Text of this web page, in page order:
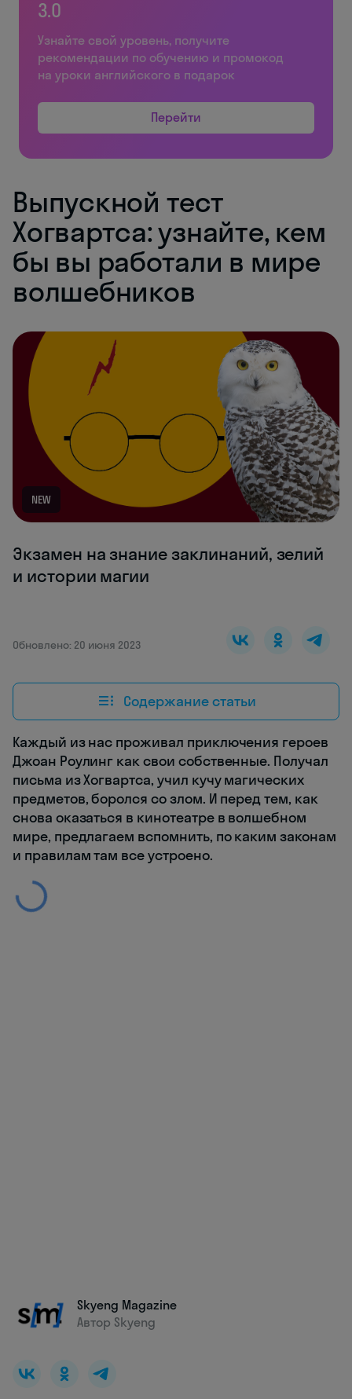
3.0
Узнайте свой уровень, получите
рекомендации по обучению и промокод
на уроки английского в подарок
Перейти
Выпускной тест
Хогвартса: узнайте, кем
бы вы работали в мире
волшебников
NEW
Экзамен на знание заклинаний, зелий
и истории магии
Обновлено: 20 июня 2023
Содержание статьи
Каждый из нас проживал приключения героев
Джоан Роулинг как свои собственные. Получал
письма из Хогвартса, учил кучу магических
предметов, боролся со злом. И перед тем, как
снова оказаться в кинотеатре в волшебном
мире, предлагаем вспомнить, по каким законам
и правилам там все устроено.
Skyeng Magazine
Автор Skyeng